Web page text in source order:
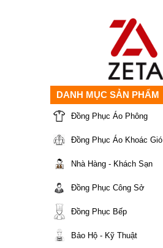
DANH MỤC SẢN PHẨM
Đồng Phục Áo Phông
Đồng Phục Áo Khoác Gió
Nhà Hàng - Khách Sạn
Đồng Phục Công Sở
Đồng Phục Bếp
Bảo Hộ - Kỹ Thuật